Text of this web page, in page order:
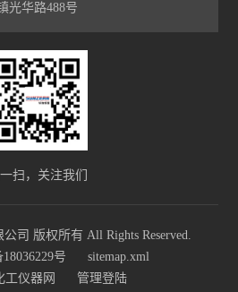
光华路488号
扫，关注我们
司 版权所有 All Rights Reserved.
号
sitemap.xml
工仪器网 管理登陆